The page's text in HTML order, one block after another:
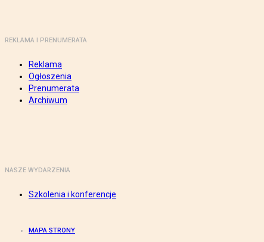
REKLAMA I PRENUMERATA
Reklama
Ogłoszenia
Prenumerata
Archiwum
NASZE WYDARZENIA
Szkolenia i konferencje
MAPA STRONY